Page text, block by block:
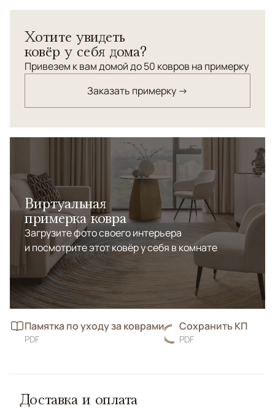
натурального шелка идеален в интерьерах в стиле
"индастрил". Шерстяной ворс орнамента искусственно
затерт каменным ручным инструментом для придания
Хотите увидеть
ковёр у себя дома?
Привезем к вам домой до 50 ковров на примерку
Заказать примерку →
Виртуальная
примерка ковра
Загрузите фото своего интерьера
и посмотрите этот ковёр у себя в комнате
Памятка по уходу за коврами
PDF
Сохранить КП
PDF
Доставка и оплата